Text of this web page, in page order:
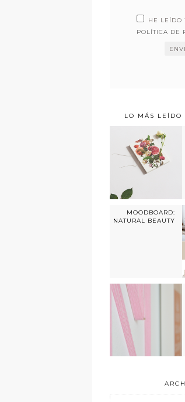
HE LEÍDO
POLÍTICA DE
LO MÁS LEÍDO
MOODBOARD:
NATURAL BEAUTY